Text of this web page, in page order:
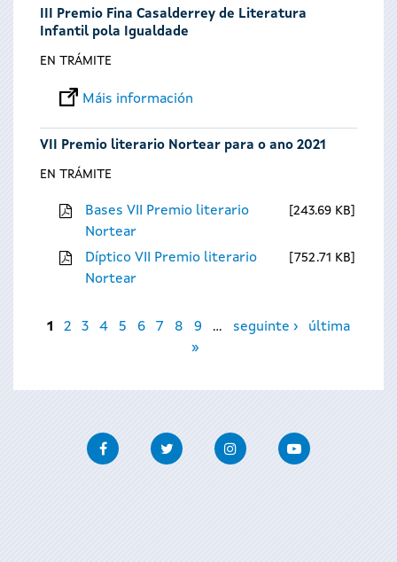
III Premio Fina Casalderrey de Literatura
Infantil pola Igualdade
EN TRÁMITE
Máis información
VII Premio literario Nortear para o ano 2021
EN TRÁMITE
Bases VII Premio literario
Nortear
243.69 KB
Díptico VII Premio literario
Nortear
752.71 KB
Páxinas
1 2 3 4 5 6 7 8 9 … seguinte ›
última
»
FacebookTwitter InstagramYoutube